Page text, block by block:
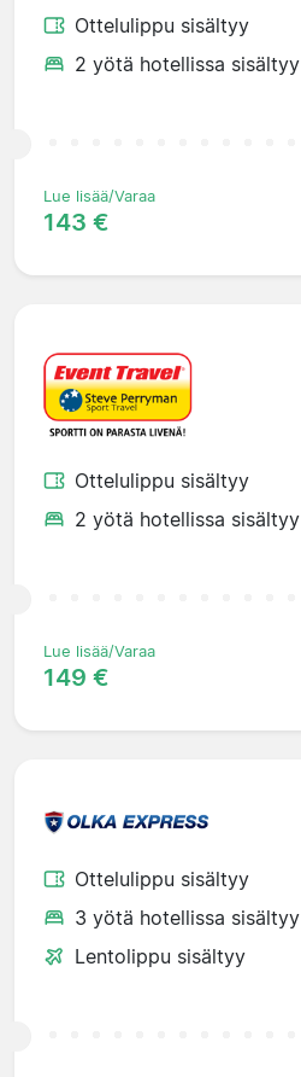
Ottelulippu sisältyy
2 yötä hotellissa sisältyy
Lue lisää/Varaa
143 €
Ottelulippu sisältyy
2 yötä hotellissa sisältyy
Lue lisää/Varaa
149 €
Ottelulippu sisältyy
3 yötä hotellissa sisältyy
Lentolippu sisältyy